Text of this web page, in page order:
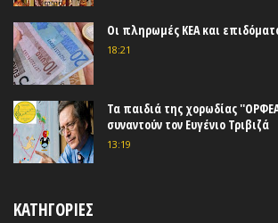
Οι πληρωμές ΚΕΑ και
18:21
Τα παιδιά της χορωδίας
συναντούν τον Ευγένιο Τριβιζά
13:19
ΚΑΤΗΓΟΡΙΕΣ